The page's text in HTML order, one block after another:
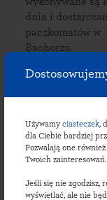
Używamy ciasteczek,
dla Ciebie bardziej
Pozwalają one
Twoich zainteresowań.
Jeśli się nie zgodzisz,
wyświetlać, ale nie
dnia i
paczkomatów w
Bachorzu.